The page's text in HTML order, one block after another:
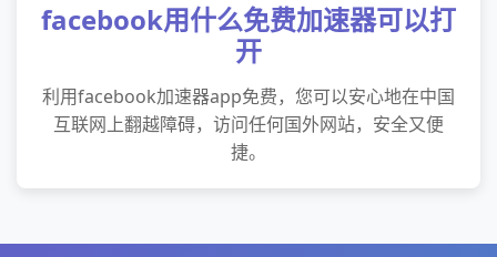
facebook用什么免费加速器可以打
开
利用facebook加速器app免费，您可以安心地在中国
互联网上翻越障碍，访问任何国外网站，安全又便
捷。